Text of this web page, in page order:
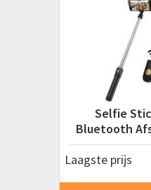
Selfie
Bluetooth
Laagste prijs